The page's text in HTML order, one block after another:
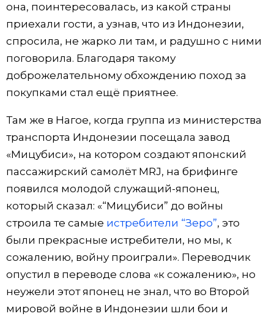
она, поинтересовалась, из какой страны
приехали гости, а узнав, что из Индонезии,
спросила, не жарко ли там, и радушно с ними
поговорила. Благодаря такому
доброжелательному обхождению поход за
покупками стал ещё приятнее.
Там же в Нагое, когда группа из министерства
транспорта Индонезии посещала завод
«Мицубиси», на котором создают японский
пассажирский самолёт MRJ, на брифинге
появился молодой служащий-японец,
который сказал: «“Мицубиси” до войны
строила те самые истребители “Зеро”, это
были прекрасные истребители, но мы, к
сожалению, войну проиграли». Переводчик
опустил в переводе слова «к сожалению», но
неужели этот японец не знал, что во Второй
мировой войне в Индонезии шли бои и